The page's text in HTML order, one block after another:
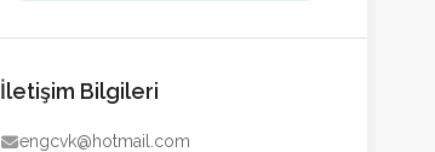
İletişim Bilgileri
engcvk@hotmail.com